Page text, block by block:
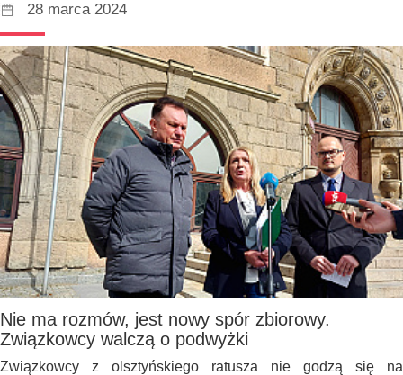
28 marca 2024
Nie ma rozmów, jest nowy spór zbiorowy.
Związkowcy walczą o podwyżki
Związkowcy z olsztyńskiego ratusza nie godzą się na